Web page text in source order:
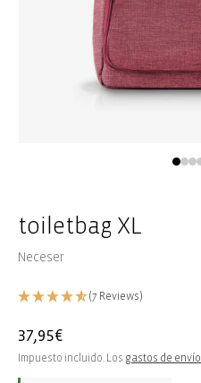
una
ventana
toiletbag XL
Neceser
(7 Reviews)
Precio
habitual
37,95€
Impuesto incluido. Los gastos de envío